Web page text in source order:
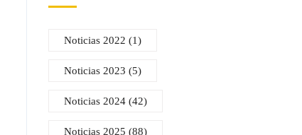
Noticias 2022 (1)
Noticias 2023 (5)
Noticias 2024 (42)
Noticias 2025 (88)